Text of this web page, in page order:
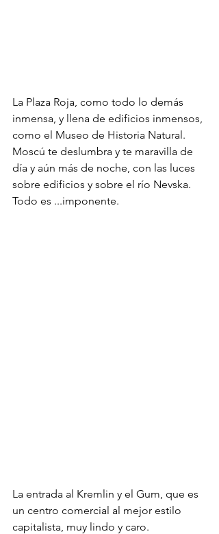
La Plaza Roja, como todo lo demás
inmensa, y llena de edificios inmensos,
como el Museo de Historia Natural.
Moscú te deslumbra y te maravilla de
día y aún más de noche, con las luces
sobre edificios y sobre el río Nevska.
Todo es ...imponente.
La entrada al Kremlin y el Gum, que es
un centro comercial al mejor estilo
capitalista, muy lindo y caro.